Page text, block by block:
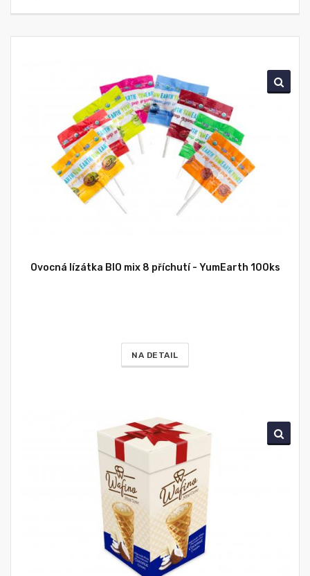
Ovocná lízátka BIO mix 8 příchutí - YumEarth 100ks
NA DETAIL